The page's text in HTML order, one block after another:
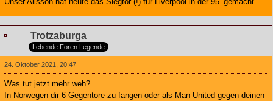
Trotzaburga
Lebende Foren Legende
24. Oktober 2021, 20:47
Was tut jetzt mehr weh?
In Norwegen dir 6 Gegentore zu fangen oder als Man United gegen deinen